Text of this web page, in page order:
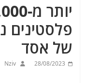
פלסטינים
של אסד
28/08/2023
Nziv